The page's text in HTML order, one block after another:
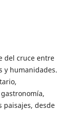
del cruce entre
y humanidades.
paisajes, desde